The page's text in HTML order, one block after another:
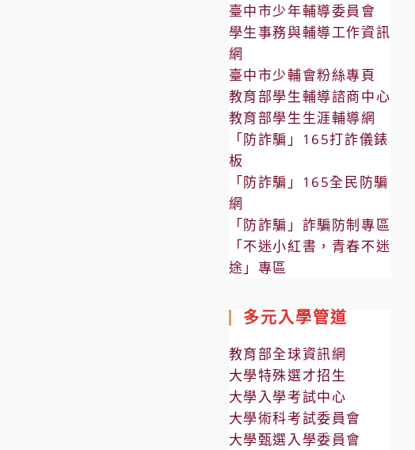
臺中市少年輔導委員會
學生事務與輔導工作資訊
網
臺中市少輔會粉絲專頁
教育部學生輔導諮商中心
教育部學生生涯輔導網
「防詐騙」165打詐儀錶
板
「防詐騙」165全民防騙
網
「防詐騙」詐騙防制專區
「不迷小紅書，青春不迷
途」專區
多元入學管道
教育部全球資訊網
大學特殊選才招生
大學入學考試中心
大學術科考試委員會
大學甄選入學委員會